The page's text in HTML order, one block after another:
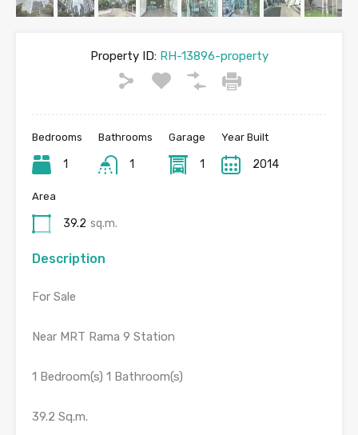
Property ID:RH-13896-property
Bedrooms
1
Bathrooms
1
Garage
1
Year Built
2014
Area
39.2 sq.m.
Description
For Sale
Near MRT Rama 9 Station
1 Bedroom(s) 1 Bathroom(s)
39.2 Sq.m.